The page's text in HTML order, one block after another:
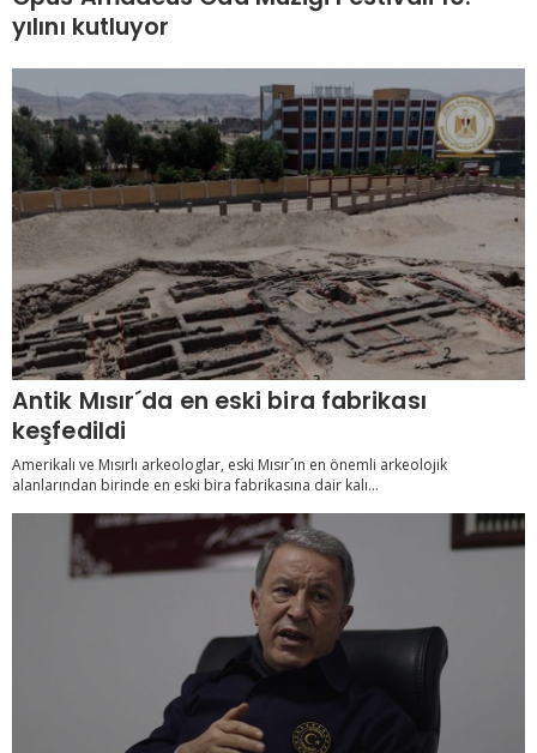
yılını kutluyor
Antik Mısır´da en eski bira fabrikası
keşfedildi
Amerikalı ve Mısırlı arkeologlar, eski Mısır´ın en önemli arkeolojik
alanlarından birinde en eski bira fabrikasına dair kalı...